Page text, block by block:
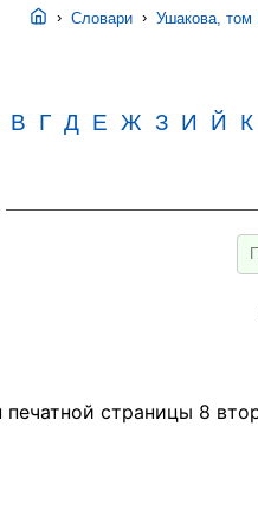
› Словари › Ушакова, том
В Г Д Е Ж З И Й К